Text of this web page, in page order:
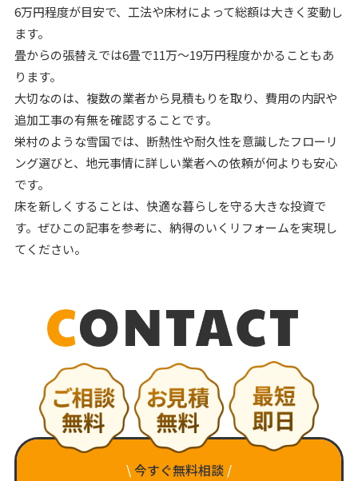
6万円程度が目安で、工法や床材によって総額は大きく変動し
ます。
畳からの張替えでは6畳で11万〜19万円程度かかることもあ
ります。
大切なのは、複数の業者から見積もりを取り、費用の内訳や
追加工事の有無を確認することです。
栄村のような雪国では、断熱性や耐久性を意識したフローリ
ング選びと、地元事情に詳しい業者への依頼が何よりも安心
です。
床を新しくすることは、快適な暮らしを守る大きな投資で
す。ぜひこの記事を参考に、納得のいくリフォームを実現し
てください。
\今すぐ無料相談 /